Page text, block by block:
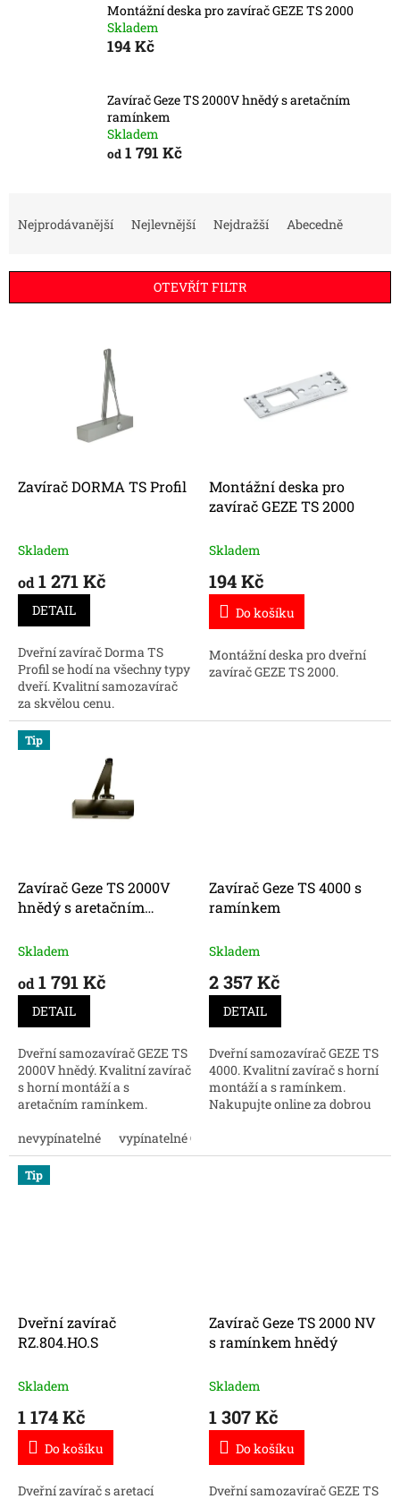
Montážní deska pro zavírač GEZE TS 2000
Skladem
194 Kč
Zavírač Geze TS 2000V hnědý s aretačním
ramínkem
Skladem
od 1 791 Kč
í
Nejprodávanější Nejlevnější Nejdražší Abecedně
OTEVŘÍT FILTR
dZavírač DORMA TS Profil
Skladem
od1 271 Kč
DETAIL
Dveřní zavírač Dorma TS
Profil se hodí na všechny typy
dveří. Kvalitní samozavírač
za skvělou cenu.
Montážní deska pro
zavírač GEZE TS 2000
Skladem
194 Kč
Do košíku
Montážní deska pro dveřní
zavírač GEZE TS 2000.
Tip
Zavírač Geze TS 2000V
hnědý s aretačním
Skladem
od 1 791 Kč
DETAIL
Dveřní samozavírač GEZE TS
2000V hnědý. Kvalitní zavírač
s horní montáží a s
aretačním ramínkem.
cenu.
nevypínatelné vypínatelné ON/OFF
Zavírač Geze TS 4000 s
ramínkem
Skladem
2 357 Kč
DETAIL
Dveřní samozavírač GEZE TS
4000. Kvalitní zavírač s horní
montáží a s ramínkem.
Nakupujte online za dobrou
Tip
Dveřní zavírač
RZ.804.HO.S
Skladem
1 174 Kč
Do košíku
Dveřní zavírač s aretací
Zavírač Geze TS 2000 NV
s ramínkem hnědý
Skladem
1 307 Kč
Do košíku
Dveřní samozavírač GEZE TS